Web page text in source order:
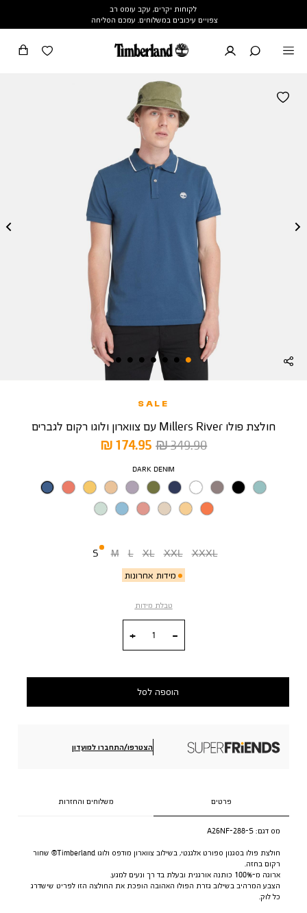
לקוחות יקרים, עקב עומס רב
צפויים עיכובים במשלוחים. עמכם הסליחה
SALE
חולצת פולו Millers River עם צווארון ולוגו רקום לגברים
מחיר
מוצר
174.95 ₪
מחיר
349.90 ₪
צבע
DARK DENIM
S
מידות אחרונות
M L XL XXL XXXL
טבלת מידות
הוספה לסל
הצטרפו/התחברו למועדון
פרטים משלוחים והחזרות
מס דגם: A26NF-288-S
חולצת פולו בסגנון ספורט אלגנטי, בשילוב צווארון מודפס ולוגו Timberland® שחור
רקום בחזה.
ארוגה מ-100% כותנה אורגנית ובעלת בד רך ונעים למגע.
הצבע המרהיב בשילוב גזרת הפולו האהובה הופכת את החולצה הזו לפריט שישדרג
כל לוק.